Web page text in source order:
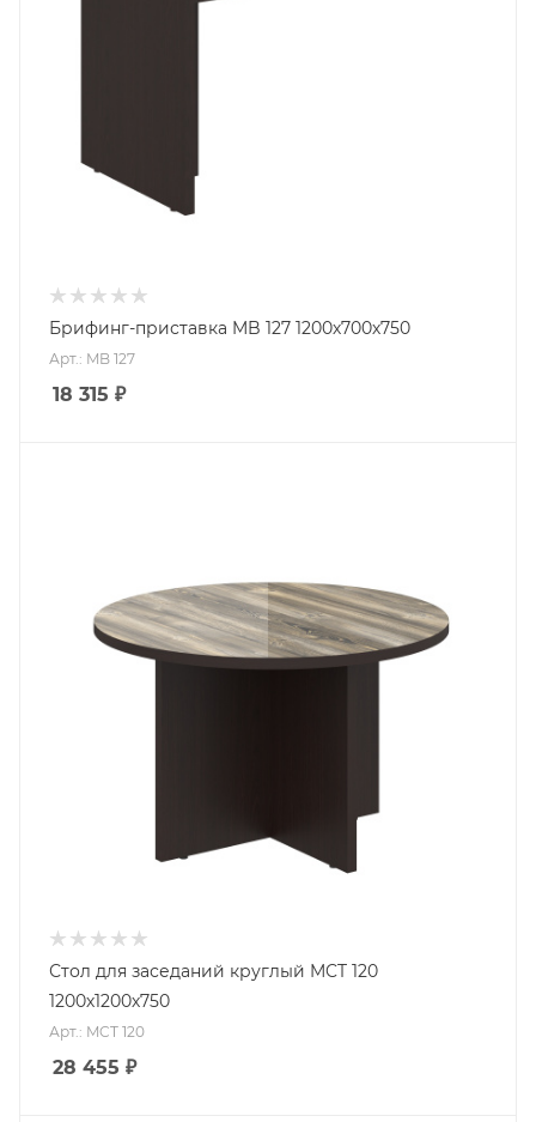
Брифинг-приставка MB 127 1200х700х750
Арт.: MB 127
18 315 ₽
Стол для заседаний круглый MCT 120
1200х1200х750
Арт.: MCT 120
28 455 ₽